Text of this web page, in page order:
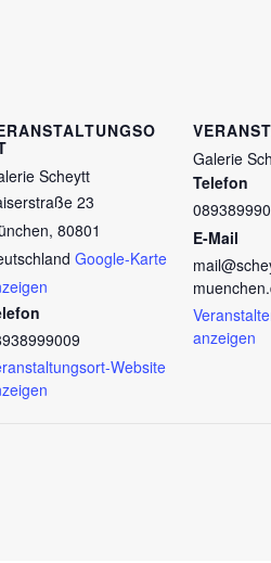
Scheytt
23
, 80801
Google-Karte
Website
Galerie
Telefon
E-Mail
anzeigen